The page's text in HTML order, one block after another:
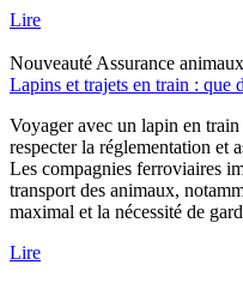
Lire
Nouveauté Assurance animaux
Lapins et trajets en train : que
Voyager avec un lapin en
respecter la réglementation et
Les compagnies ferroviaires
transport des animaux,
maximal et la nécessité de
Lire